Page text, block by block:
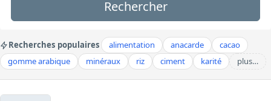
Rechercher
Recherches populaires alimentation anacarde
cacao
gomme arabique
minéraux riz ciment karité plus…